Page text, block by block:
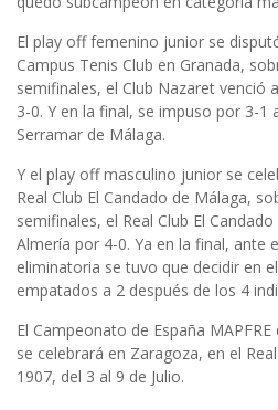
El play off femenino junior se
Campus Tenis Club en Granada,
semifinales, el Club Nazaret venció
3-0. Y en la final, se impuso por 3-1
Serramar de Málaga.
Y el play off masculino junior se
Real Club El Candado de Málaga,
semifinales, el Real Club El
Almería por 4-0. Ya en la final, ante
eliminatoria se tuvo que decidir en
empatados a 2 después de los 4
El Campeonato de España
se celebrará en Zaragoza, en el
1907, del 3 al 9 de Julio.